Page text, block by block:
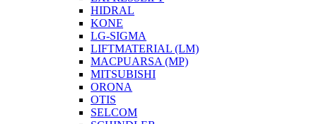
HIDRAL
KONE
LG-SIGMA
LIFTMATERIAL (LM)
MACPUARSA (MP)
MITSUBISHI
ORONA
OTIS
SELCOM